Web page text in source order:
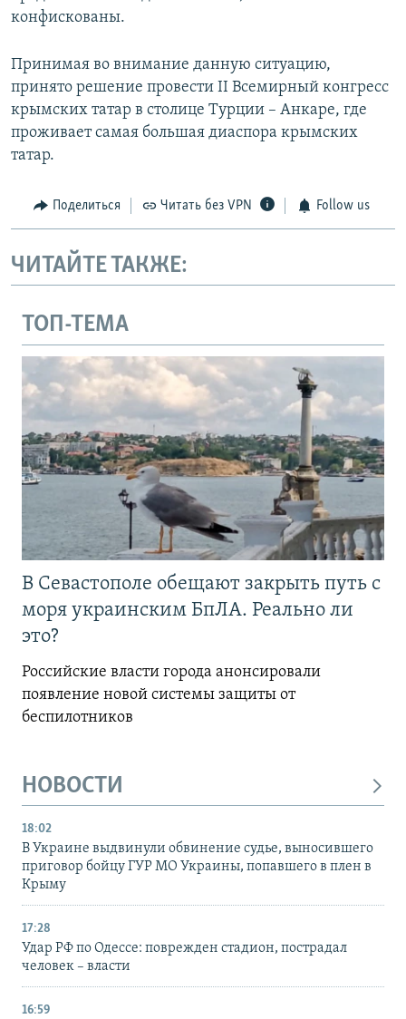
конфискованы.
Принимая во внимание данную ситуацию,
принято решение провести II Всемирный конгресс
крымских татар в столице Турции – Анкаре, где
проживает самая большая диаспора крымских
татар.
Поделиться Читать без VPN Follow us
ЧИТАЙТЕ ТАКЖЕ:
ТОП-ТЕМА
В Севастополе обещают закрыть путь с
моря украинским БпЛА. Реально ли
это?
Российские власти города анонсировали
появление новой системы защиты от
беспилотников
НОВОСТИ
18:02
В Украине выдвинули обвинение судье, выносившего
приговор бойцу ГУР МО Украины, попавшего в плен в
Крыму
17:28
Удар РФ по Одессе: поврежден стадион, пострадал
человек – власти
16:59